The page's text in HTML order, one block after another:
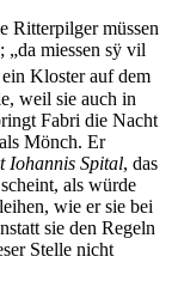
Ritterpilger müssen
„da miessen sÿ vil
Kloster auf dem
weil sie auch in
Fabri die Nacht
Mönch. Er
Iohannis Spital, das
als würde
wie er sie bei
sie den Regeln
Stelle nicht